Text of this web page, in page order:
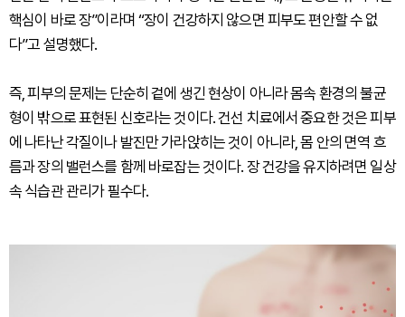
핵심이 바로 장”이라며 “장이 건강하지 않으면 피부도 편안할 수 없
다”고 설명했다.
즉, 피부의 문제는 단순히 겉에 생긴 현상이 아니라 몸속 환경의 불균
형이 밖으로 표현된 신호라는 것이다. 건선 치료에서 중요한 것은 피부
에 나타난 각질이나 발진만 가라앉히는 것이 아니라, 몸 안의 면역 흐
름과 장의 밸런스를 함께 바로잡는 것이다. 장 건강을 유지하려면 일상
속 식습관 관리가 필수다.